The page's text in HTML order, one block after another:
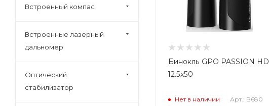
Бинокль GPO PASSION HD
12.5x50
Нет в наличии Арт.: B680
10x25 ( 7)
10x28 (1)
10x30 (
Встроенный компас
Встроенные лазерный
дальномер
Оптический
стабилизатор